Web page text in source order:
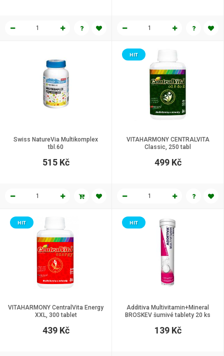
Swiss NatureVia Multikomplex
tbl.60
515 Kč
VITAHARMONY CENTRALVITA
Classic, 250 tabl
HIT
499 Kč
VITAHARMONY CentralVita Energy
XXL, 300 tablet
HIT
439 Kč
Additiva Multivitamin+Mineral
BROSKEV šumivé tablety 20 ks
HIT
139 Kč